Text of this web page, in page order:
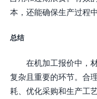
本，还能确保生产过程
总结
在机加工报价中，
复杂且重要的环节。合
耗、优化采购和生产工